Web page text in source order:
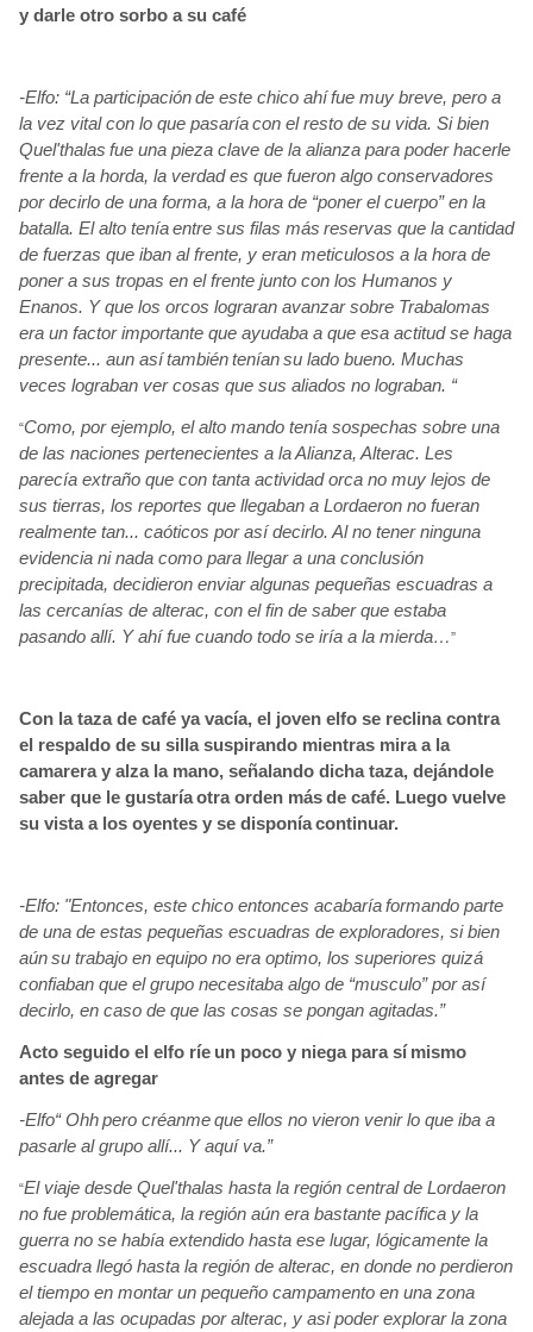
y darle otro sorbo a su café
-Elfo: “La participaciónde este chico ahífue muy breve, pero a
la vez vital con lo que pasaríacon el resto de su vida. Si bien
Quel'thalas fue una pieza clave de la alianza para poder hacerle
frente a la horda, la verdad es que fueron algo conservadores
por decirlo de una forma, a la hora de “poner el cuerpo” en la
batalla. El alto teníaentre sus filas más reservas que la cantidad
de fuerzas que iban al frente, y eran meticulosos a la hora de
poner a sus tropas en el frente junto con los Humanos y
Enanos. Y que los orcos lograran avanzar sobre Trabalomas
era un factor importante que ayudaba a que esa actitud se haga
presente... aun asítambiénteníansu lado bueno. Muchas
veces lograban ver cosas que sus aliados no lograban. “
“Como, por ejemplo, el alto mando tenía sospechas sobre una
de las naciones pertenecientes a la Alianza, Alterac. Les
parecía extraño que con tanta actividad orca no muy lejos de
sus tierras, los reportes que llegaban a Lordaeron no fueran
realmente tan... caóticos por así decirlo. Al no tener ninguna
evidencia ni nada como para llegar a una conclusión
precipitada, decidieron enviar algunas pequeñas escuadras a
las cercanías de alterac, con el fin de saber que estaba
pasando allí. Y ahí fue cuando todo se iría a la mierda…”
Con la taza de café ya vacía, el joven elfo se reclina contra
el respaldo de su silla suspirando mientras mira a la
camarera y alza la mano, señalando dicha taza, dejándole
saber que le gustaríaotra orden másde café. Luego vuelve
su vista a los oyentes y se disponíacontinuar.
-Elfo: "Entonces, este chico entonces acabaríaformando parte
de una de estas pequeñas escuadras de exploradores, si bien
aúnsu trabajo en equipo no era optimo, los superiores quizá
confiaban que el grupo necesitaba algo de “musculo” por así
decirlo, en caso de que las cosas se pongan agitadas.”
Acto seguido el elfo ríe un poco y niega para sí mismo
antes de agregar
-Elfo“ Ohhpero créanmeque ellos no vieron venir lo que iba a
pasarle al grupo allí... Y aquí va.”
“El viaje desde Quel'thalas hasta la región central de Lordaeron
no fue problemática, la región aún era bastante pacífica y la
guerra no se había extendido hasta ese lugar, lógicamente la
escuadra llegó hasta la región de alterac, en donde no perdieron
el tiempo en montar un pequeño campamento en una zona
alejada a las ocupadas por alterac, y asi poder explorar la zona